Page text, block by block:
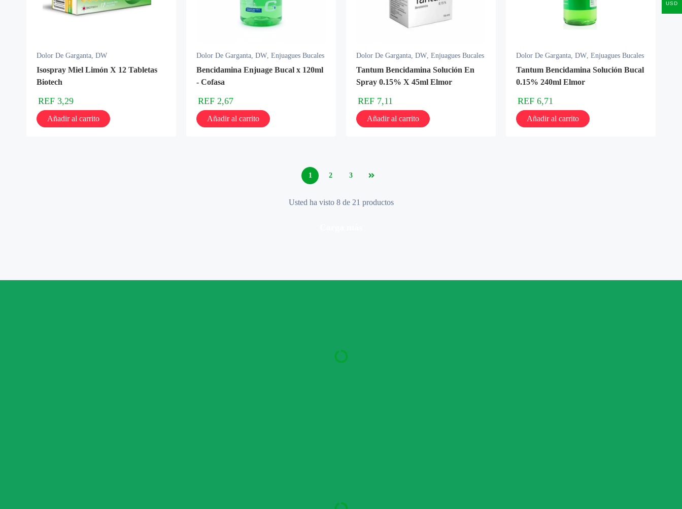
Dolor De Garganta, DW
Isospray Miel Limón X 12 Tabletas
Biotech
REF 3,29
Añadir al carrito
Dolor De Garganta, DW, Enjuagues Bucales
Bencidamina Enjuage Bucal x 120ml
- Cofasa
REF 2,67
Añadir al carrito
Dolor De Garganta, DW, Enjuagues Bucales
Tantum Bencidamina Solución En
Spray 0.15% X 45ml Elmor
REF 7,11
Añadir al carrito
Dolor De Garganta, DW, Enjuagues Bucales
Tantum Bencidamina Solución Bucal
0.15% 240ml Elmor
REF 6,71
Añadir al carrito
1 2 3
Usted ha visto 8 de 21 productos
USD